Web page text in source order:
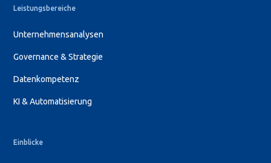
Leistungsbereiche
Unternehmensanalysen
Governance & Strategie
Datenkompetenz
KI & Automatisierung
Einblicke